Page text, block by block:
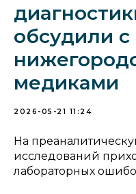
обсудили с
медиками
2026-05-21 11:24
На
исследований
лабораторных